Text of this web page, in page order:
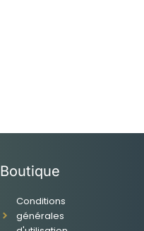
Boutique
Conditions
générales